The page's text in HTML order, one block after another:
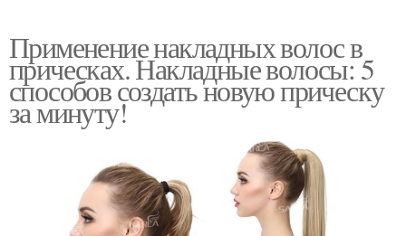
Применение накладных волос в
прическах. Накладные волосы: 5
способов создать новую прическу
за минуту!